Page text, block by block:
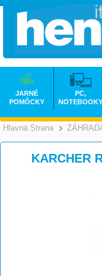
Hlavná Strana
KARCHER
JARNÉ
POMÔCKY
PC,
NOTEBOOKY